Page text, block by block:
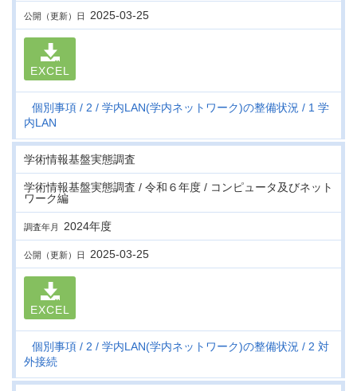
公開（更新）日 2025-03-25
EXCEL
個別事項 2 学内LAN(学内ネットワーク)の整備状況
1 学
内LAN
学術情報基盤実態調査
学術情報基盤実態調査 / 令和６年度 / コンピュータ及びネット
ワーク編
調査年月 2024年度
公開（更新）日 2025-03-25
EXCEL
個別事項 2 学内LAN(学内ネットワーク)の整備状況
2 対
外接続